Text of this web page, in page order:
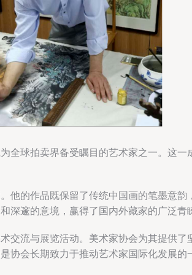
全球拍卖界备受瞩目的艺术家之一。这
他的作品既保留了传统中国画的笔墨意
深邃的意境，赢得了国内外藏家的广泛青
交流与展览活动。美术家协会为其提供
协会长期致力于推动艺术家国际化发展